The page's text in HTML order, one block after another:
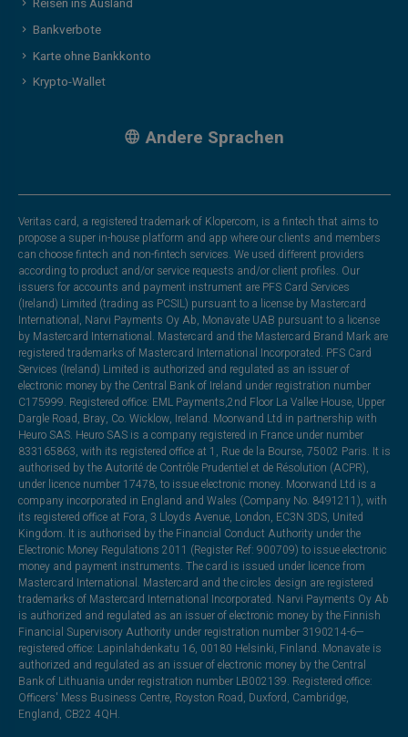
Reisen ins Ausland
Bankverbote
Karte ohne Bankkonto
Krypto-Wallet
Andere Sprachen
Veritas card, a registered trademark of Klopercom, is a fintech that aims to
propose a super in-house platform and app where our clients and members
can choose fintech and non-fintech services. We used different providers
according to product and/or service requests and/or client profiles. Our
issuers for accounts and payment instrument are PFS Card Services
(Ireland) Limited (trading as PCSIL) pursuant to a license by Mastercard
International, Narvi Payments Oy Ab, Monavate UAB pursuant to a license
by Mastercard International. Mastercard and the Mastercard Brand Mark are
registered trademarks of Mastercard International Incorporated. PFS Card
Services (Ireland) Limited is authorized and regulated as an issuer of
electronic money by the Central Bank of Ireland under registration number
C175999. Registered office: EML Payments,2nd Floor La Vallee House, Upper
Dargle Road, Bray, Co. Wicklow, Ireland. Moorwand Ltd in partnership with
Heuro SAS. Heuro SAS is a company registered in France under number
833165863, with its registered office at 1, Rue de la Bourse, 75002 Paris. It is
authorised by the Autorité de Contrôle Prudentiel et de Résolution (ACPR),
under licence number 17478, to issue electronic money. Moorwand Ltd is a
company incorporated in England and Wales (Company No. 8491211), with
its registered office at Fora, 3 Lloyds Avenue, London, EC3N 3DS, United
Kingdom. It is authorised by the Financial Conduct Authority under the
Electronic Money Regulations 2011 (Register Ref: 900709) to issue electronic
money and payment instruments. The card is issued under licence from
Mastercard International. Mastercard and the circles design are registered
trademarks of Mastercard International Incorporated. Narvi Payments Oy Ab
is authorized and regulated as an issuer of electronic money by the Finnish
Financial Supervisory Authority under registration number 3190214-6—
registered office: Lapinlahdenkatu 16, 00180 Helsinki, Finland. Monavate is
authorized and regulated as an issuer of electronic money by the Central
Bank of Lithuania under registration number LB002139. Registered office:
Officers' Mess Business Centre, Royston Road, Duxford, Cambridge,
England, CB22 4QH.